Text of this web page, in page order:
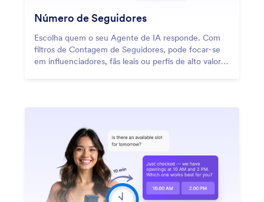
Número de Seguidores
Escolha quem o seu Agente de IA responde. Com
filtros de Contagem de Seguidores, pode focar-se
em influenciadores, fãs leais ou perfis de alto valor -